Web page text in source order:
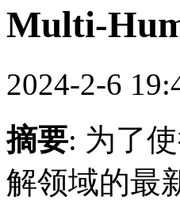
Multi-
2024-2-6
摘要: 为了
解领域的最